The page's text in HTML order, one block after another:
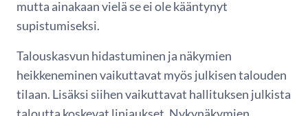
mutta ainakaan vielä se ei ole kääntynyt
supistumiseksi.
Talouskasvun hidastuminen ja näkymien
heikkeneminen vaikuttavat myös julkisen talouden
tilaan. Lisäksi siihen vaikuttavat hallituksen julkista